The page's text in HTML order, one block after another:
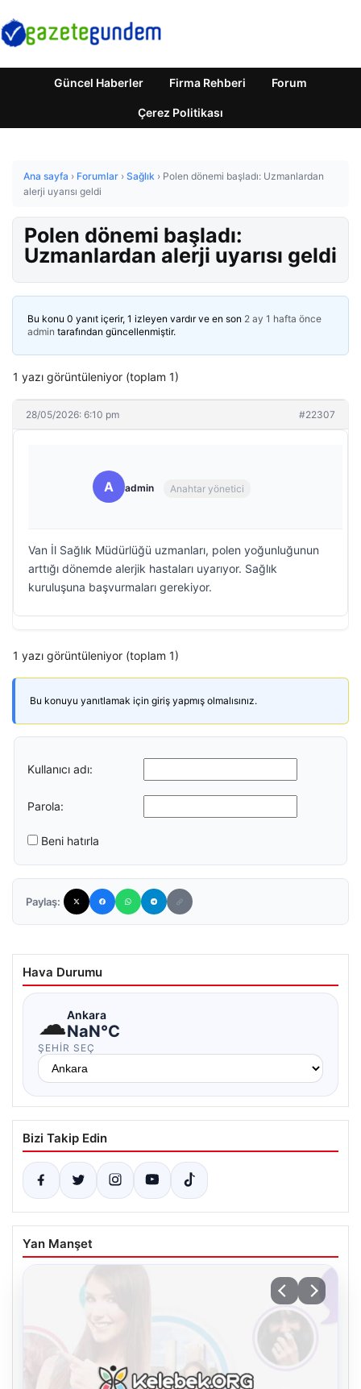
Güncel Haberler Firma Rehberi Forum
Çerez Politikası
Ana sayfa › Forumlar › Sağlık › Polen dönemi başladı: Uzmanlardan
alerji uyarısı geldi
Polen dönemi başladı:
Uzmanlardan alerji uyarısı geldi
Bu konu 0 yanıt içerir, 1 izleyen vardır ve en son 2 ay 1 hafta önce
admin tarafından güncellenmiştir.
1 yazı görüntüleniyor (toplam 1)
28/05/2026: 6:10 pm #22307
A admin Anahtar yönetici
Van İl Sağlık Müdürlüğü uzmanları, polen yoğunluğunun
arttığı dönemde alerjik hastaları uyarıyor. Sağlık
kuruluşuna başvurmaları gerekiyor.
1 yazı görüntüleniyor (toplam 1)
Bu konuyu yanıtlamak için giriş yapmış olmalısınız.
Kullanıcı adı:
Parola:
Beni hatırla
Paylaş:
Hava Durumu
☁Ankara
NaN°C
ŞEHIR SEÇ
Bizi Takip Edin
Yan Manşet